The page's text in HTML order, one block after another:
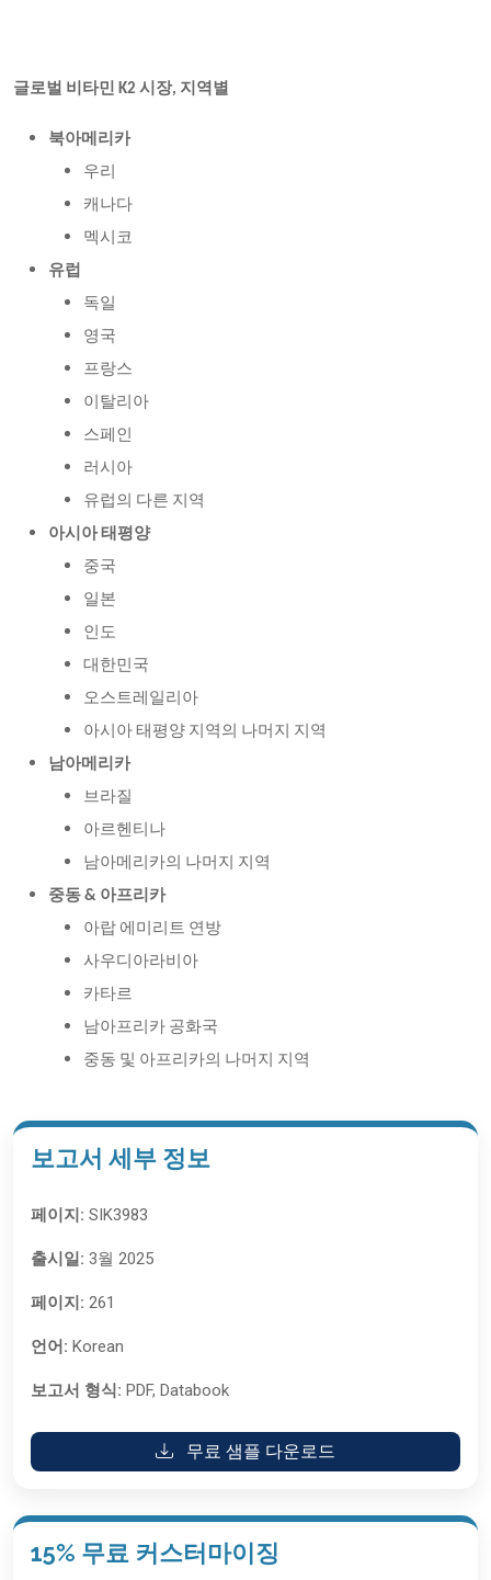
글로벌 비타민 K2 시장, 지역별
북아메리카
우리
캐나다
멕시코
유럽
독일
영국
프랑스
이탈리아
스페인
러시아
유럽의 다른 지역
아시아 태평양
중국
일본
인도
대한민국
오스트레일리아
아시아 태평양 지역의 나머지 지역
남아메리카
브라질
아르헨티나
남아메리카의 나머지 지역
중동 & 아프리카
아랍 에미리트 연방
사우디아라비아
카타르
남아프리카 공화국
중동 및 아프리카의 나머지 지역
보고서 세부 정보
페이지: SIK3983
출시일: 3월 2025
페이지: 261
언어: Korean
보고서 형식: PDF, Databook
무료 샘플 다운로드
15% 무료 커스터마이징